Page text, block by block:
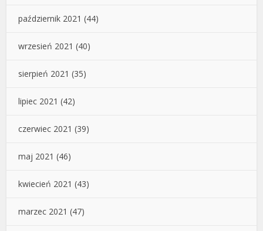
październik 2021 (44)
wrzesień 2021 (40)
sierpień 2021 (35)
lipiec 2021 (42)
czerwiec 2021 (39)
maj 2021 (46)
kwiecień 2021 (43)
marzec 2021 (47)